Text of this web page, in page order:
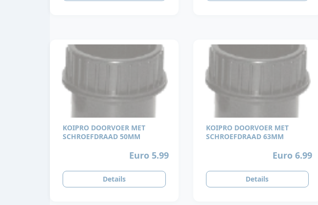
KOIPRO DOORVOER MET
SCHROEFDRAAD 50MM
Euro 5.99
Details
KOIPRO DOORVOER MET
SCHROEFDRAAD 63MM
Euro 6.99
Details